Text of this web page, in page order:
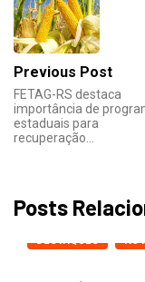
Previous Post
FETAG-RS destaca
importância de
estaduais para
recuperação…
Posts
DESTAQUES